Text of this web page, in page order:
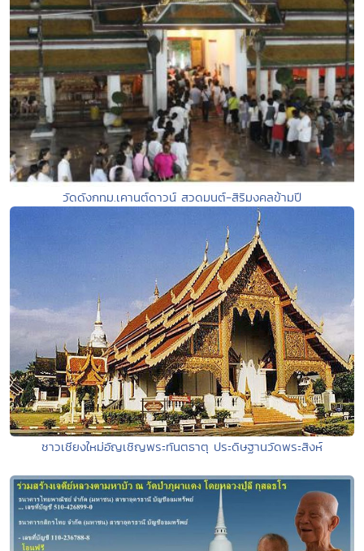
วัดดังกทม.เคานต์ดาวน์ สวดมนต์-สิริมงคลข้ามปี
ชาวเชียงใหม่อัญเชิญพระทันตธาตุ ประดิษฐานวัดพระสิงห์